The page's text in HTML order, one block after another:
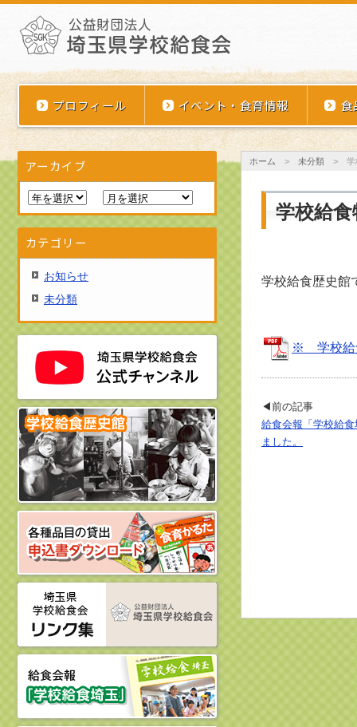
プロフィール イベント・食育情報 食
ホーム > 未分類 > 学
学校給
学校給食歴史館
※ 学校給
◀前の記事
給食会報「学校給
ました。
アーカイブ
カテゴリー
お知らせ
未分類